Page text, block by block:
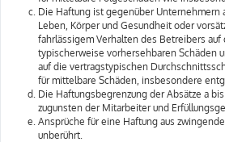
Die Haftung ist gegenüber Unternehmern
Leben, Körper und Gesundheit oder
fahrlässigem Verhalten des Betreibers auf
typischerweise vorhersehbaren Schäden
auf die vertragstypischen
für mittelbare Schäden, insbesondere
Die Haftungsbegrenzung der Absätze a
zugunsten der Mitarbeiter und
Ansprüche für eine Haftung aus
unberührt.